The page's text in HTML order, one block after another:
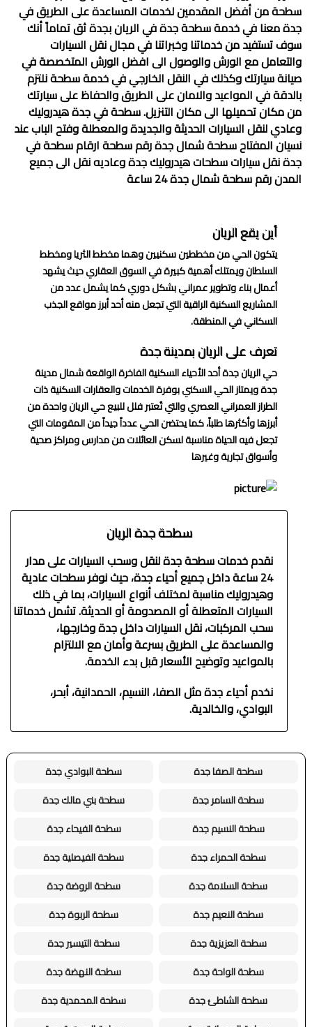
سطحة من أفضل المقدمين لخدمات المساعدة على الطريق في
جدة معنا في خدمةسطحة جدة في الريانبجدة ثق تماماً أنك
سوف تستفيد من خدماتنا وخبراتنا في مجال نقل السيارات
والتعامل مع الورش والوصول الى افضل الورش المتخصصة في
صيانة سيارتك وكذلك في النقل الخارجي في خدمة سطحة نلتزم
بالدقة في المواعيد والامان على الطريق والحفاظ على سيارتك
من مكان تحميلها الى مكان التنزيل. سطحة في جدة هيدروليك
وعادي لنقل السيارات الحديثة والجديدة والمعطلة وفتح الباب عند
نسيان المفتاح سطحة شمال جدة رقم سطحة ارقام سطحة في
جدة نقل سيارات سطحات هيدروليك جدة وعاديه نقل الى جميع
المدن رقم سطحة شمال جدة 24 ساعة
أين يقع الريان
يتكون الحي من مخططين سكنيين وهما مخطط الثريا ومخطط
السلطان ويمتلك أهمية كبيرة في السوق العقاري حيث يشهد
أعمال بناء وتطوير عمراني بشكل دوري كما يشمل عدد من
المشاريع السكنية الراقية التي تجعل منه أحد أبرز مواقع الجذب
السكاني في المنطقة.
تعرف على الريان بمدينة جدة
حي الريان جدة أحد الأحياء السكنية الفاخرة الواقعة شمال مدينة
جدة ويمتاز الحي السكني بوفرة الخدمات والعقارات السكنية ذات
الطراز العمراني العصري والتي تُعتبر فلل للبيع حي الريان واحدة من
أبرزها وأكثرها طلباً، كما يحتضن الحي عدداً جيداً من المقومات التي
تجعل فيه الحياة مناسبة لسكن العائلات من مدارس ومراكز صحية
وأسواق تجارية وغيرها
سطحة جدة الريان
نقدم خدمات سطحة جدة لنقل وسحب السيارات على مدار
24 ساعة داخل جميع أحياء جدة، حيث نوفر سطحات عادية
وهيدروليك مناسبة لمختلف أنواع السيارات، بما في ذلك
السيارات المتعطلة أو المصدومة أو الحديثة. تشمل خدماتنا
سحب المركبات، نقل السيارات داخل جدة وخارجها،
والمساعدة على الطريق بسرعة وأمان مع الالتزام
بالمواعيد وتوضيح الأسعار قبل بدء الخدمة.
نخدم أحياء جدة مثل الصفا، النسيم، الحمدانية، أبحر،
البوادي، والخالدية.
سطحة الصفا جدة
سطحة البوادي جدة
سطحة السامر جدة
سطحة بني مالك جدة
سطحة النسيم جدة
سطحة الفيحاء جدة
سطحة الحمراء جدة
سطحة الفيصلية جدة
سطحة السلامة جدة
سطحة الروضة جدة
سطحة النعيم جدة
سطحة الربوة جدة
سطحة العزيزية جدة
سطحة التيسير جدة
سطحة الواحة جدة
سطحة النهضة جدة
سطحة الشاطئ جدة
سطحة المحمدية جدة